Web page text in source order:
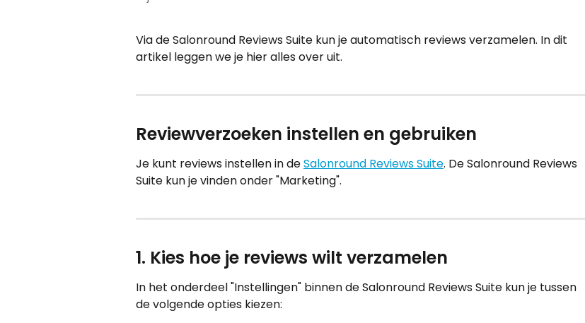
Via de Salonround Reviews Suite kun je automatisch reviews verzamelen. In dit
artikel leggen we je hier alles over uit.
Reviewverzoeken instellen en gebruiken
Je kunt reviews instellen in de Salonround Reviews Suite. De Salonround Reviews
Suite kun je vinden onder "Marketing".
1. Kies hoe je reviews wilt verzamelen
In het onderdeel "Instellingen" binnen de Salonround Reviews Suite kun je tussen
de volgende opties kiezen: